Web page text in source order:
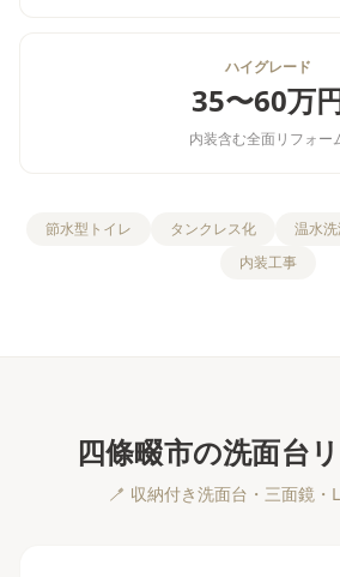
ハイグレード
35〜60万
内装含む全面リフォー
節水型トイレ タンクレス化 温水
内装工事
四條畷市の洗面台
🪥 収納付き洗面台・三面鏡・